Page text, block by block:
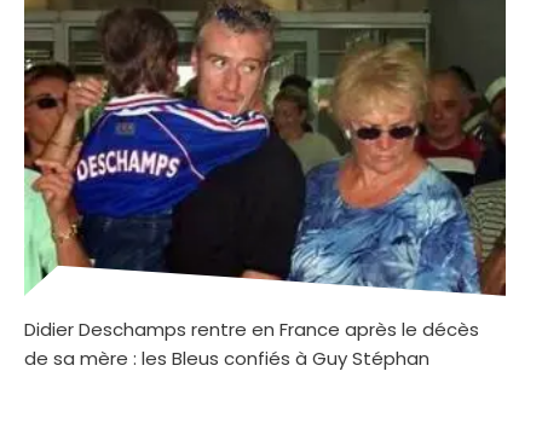
Didier Deschamps rentre en France après le décès
de sa mère : les Bleus confiés à Guy Stéphan